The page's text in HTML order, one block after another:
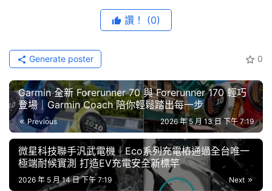
碑
中
古
車
行
百
大
中
古
讚！ (0)
0
Generate poster
Garmin 全新 Forerunner 70 與 Forerunner 170 輕巧
登場｜Garmin Coach 陪你輕鬆踏出每一步
Previous 2026 年 5 月 13 日 下午 7:19
微星科技聯手汎武電機｜Eco系列充電樁通過全台唯一
極端耐候實測 打造EV充電安全新標竿
Next
2026 年 5 月 14 日 下午 7:19